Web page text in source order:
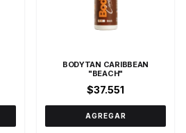
BODYTAN CARIBBEAN
"BEACH"
$37.551
AGREGAR